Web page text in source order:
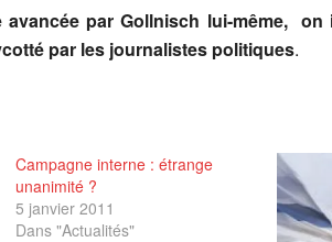
par Gollnisch lui-même, on
par les journalistes politiques.
Campagne interne : étrange
unanimité ?
5 janvier 2011
Dans "Actualités"